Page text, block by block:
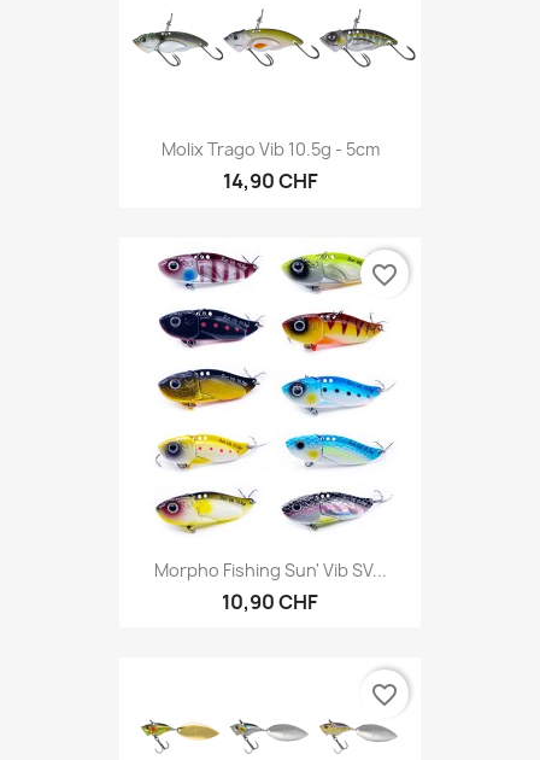
Molix Trago Vib 10.5g - 5cm
14,90 CHF
Morpho Fishing Sun' Vib SV...
10,90 CHF
favorite_border
favorite_border